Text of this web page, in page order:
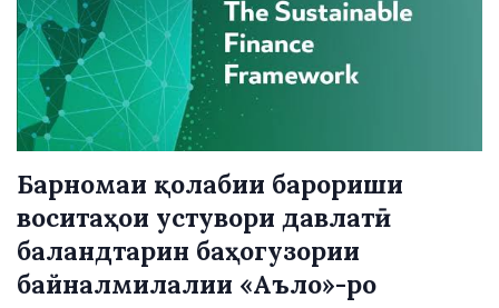
Барномаи қолабии барориши
воситаҳои устувори давлатӣ
баландтарин баҳогузории
байналмилалии «Аъло»-ро